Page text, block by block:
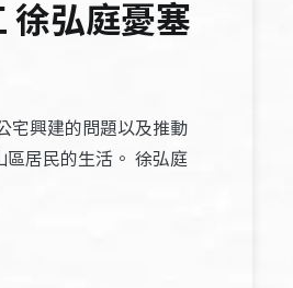
徐弘庭憂塞
宅興建的問題以及推動
居民的生活。 徐弘庭